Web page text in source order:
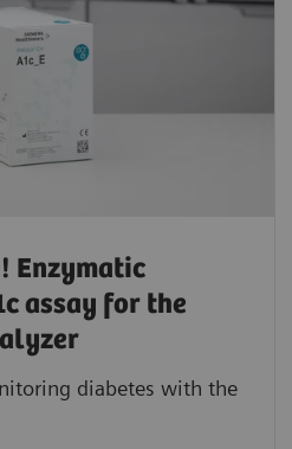
Enzymatic
assay for the
diabetes with the